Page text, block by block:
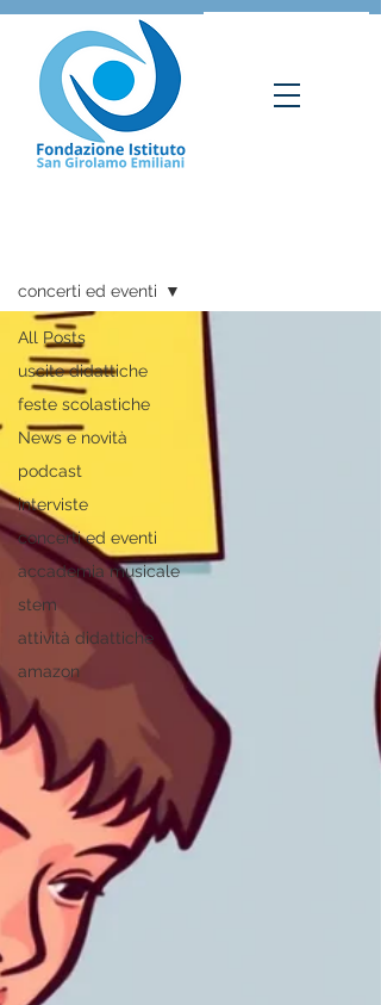
All Posts
uscite didattiche
feste scolastiche
News e novità
podcast
interviste
concerti ed eventi
accademia musicale
stem
attività didattiche
amazon
concerti ed eventi